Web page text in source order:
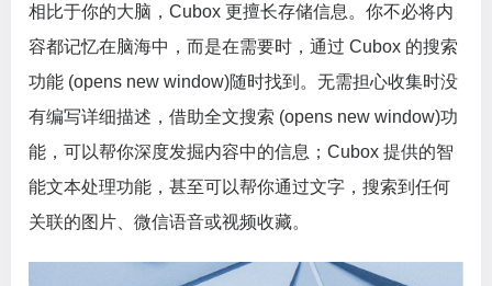
相比于你的大脑，Cubox 更擅长存储信息。你不必将内
容都记忆在脑海中，而是在需要时，通过 Cubox 的搜索
功能 (opens new window)随时找到。无需担心收集时没
有编写详细描述，借助全文搜索 (opens new window)功
能，可以帮你深度发掘内容中的信息；Cubox 提供的智
能文本处理功能，甚至可以帮你通过文字，搜索到任何
关联的图片、微信语音或视频收藏。